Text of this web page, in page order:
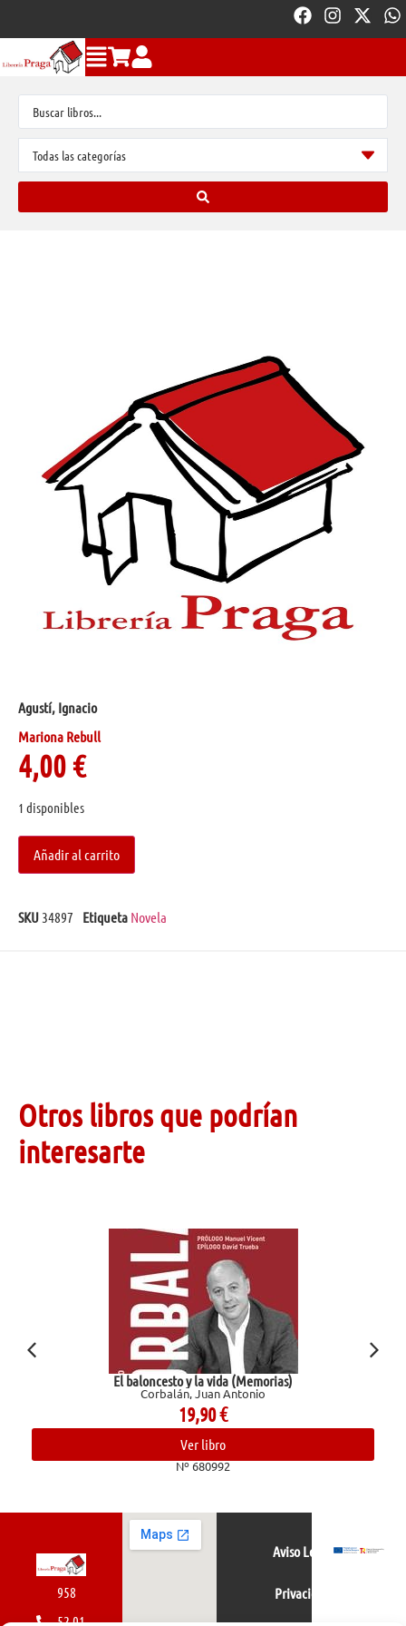
Agustí, Ignacio
Mariona Rebull
4,00€
1 disponibles
Añadir al carrito
SKU 34897 Etiqueta Novela
Otros libros que podrían
interesarte
El baloncesto y la vida (Memorias)
Corbalán, Juan Antonio
19,90€
Ver libro
Nº 680992
958
52 01
Aviso Legal
Privacidad